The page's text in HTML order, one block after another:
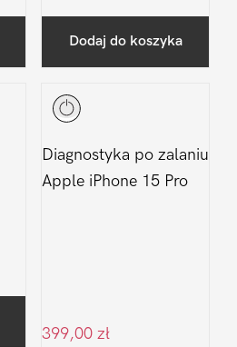
Dodaj do koszyka
Diagnostyka po zalaniu
Apple iPhone 15 Pro
399,00 zł